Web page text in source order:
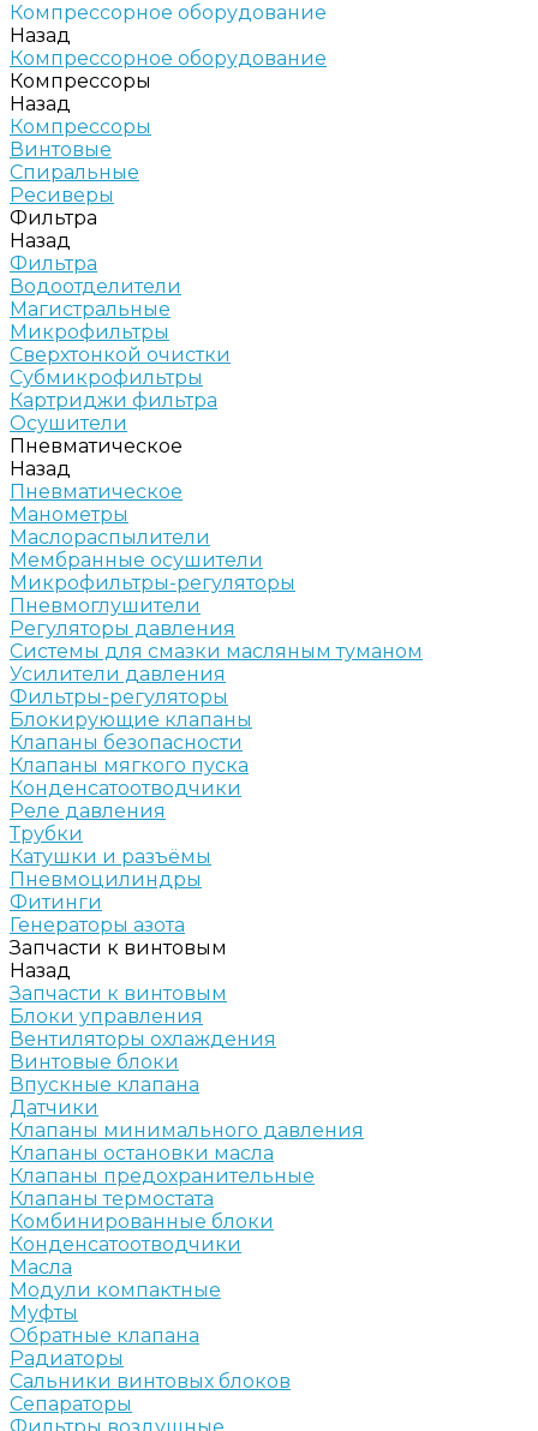
Компрессорное оборудование
Назад
Компрессорное оборудование
Компрессоры
Назад
Компрессоры
Винтовые
Спиральные
Ресиверы
Фильтра
Назад
Фильтра
Водоотделители
Магистральные
Микрофильтры
Сверхтонкой очистки
Субмикрофильтры
Картриджи фильтра
Осушители
Пневматическое
Назад
Пневматическое
Манометры
Маслораспылители
Мембранные осушители
Микрофильтры-регуляторы
Пневмоглушители
Регуляторы давления
Системы для смазки масляным туманом
Усилители давления
Фильтры-регуляторы
Блокирующие клапаны
Клапаны безопасности
Клапаны мягкого пуска
Конденсатоотводчики
Реле давления
Трубки
Катушки и разъёмы
Пневмоцилиндры
Фитинги
Генераторы азота
Запчасти к винтовым
Назад
Запчасти к винтовым
Блоки управления
Вентиляторы охлаждения
Винтовые блоки
Впускные клапана
Датчики
Клапаны минимального давления
Клапаны остановки масла
Клапаны предохранительные
Клапаны термостата
Комбинированные блоки
Конденсатоотводчики
Масла
Модули компактные
Муфты
Обратные клапана
Радиаторы
Сальники винтовых блоков
Сепараторы